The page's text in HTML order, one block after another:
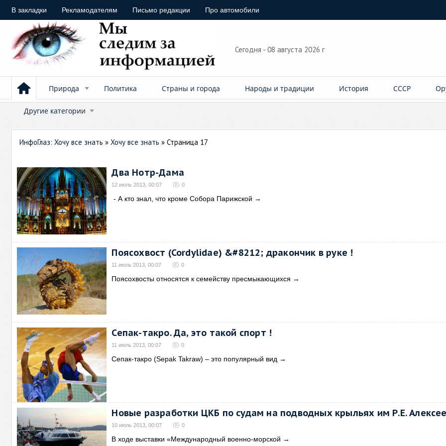
В закладки Рекламодателям Письмо редакции Про автомобили
Сегодня - 08 августа 2026 г
Природа Политика Страны и города Народы и традиции История СССР
Другие категории
ИнфоГлаз: Хочу все знать »Хочу все знать » Страница 17
Два Нотр-Дама
12 июль 2013, 00:07 0
- А кто знал, что кроме Собора Парижской →
Поясохвост (Cordylidae) &#8212; дракончик в руке !
11 июль 2013, 00:07 0
Поясохвосты относятся к семейству пресмыкающихся →
Сепак-такро. Да, это такой спорт !
11 июль 2013, 00:07 0
Сепак-такро (Sepak Takraw) – это популярный вид →
Новые разработки ЦКБ по судам на подводных крыльях им Р.Е.
10 июль 2013, 00:07 0
В ходе выставки «Международный военно-морской →